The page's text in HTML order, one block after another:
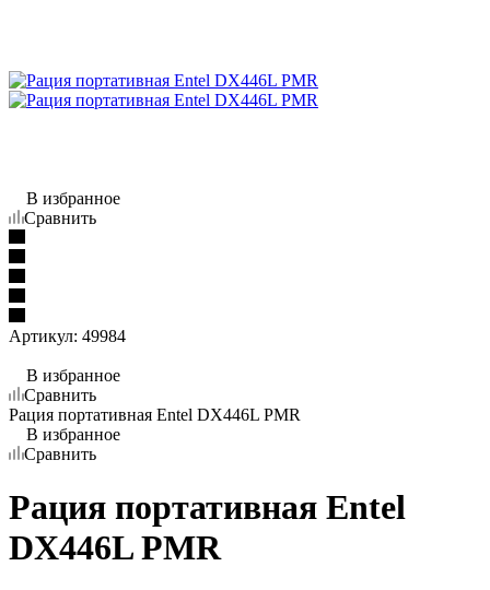
В избранное
Сравнить
Артикул: 49984
В избранное
Сравнить
Рация портативная Entel DX446L PMR
В избранное
Сравнить
Рация портативная Entel
DX446L PMR